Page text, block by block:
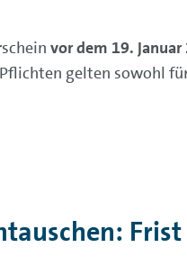
vor dem 19.
gelten sowohl